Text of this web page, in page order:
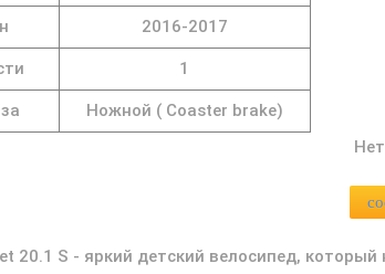
2016-2017
1
Ножной ( Coaster brake)
20.1 S - яркий детский велосипед,